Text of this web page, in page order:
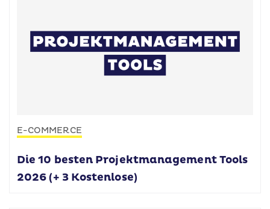
E-COMMERCE
Die 10 besten Projektmanagement Tools
2026 (+ 3 Kostenlose)